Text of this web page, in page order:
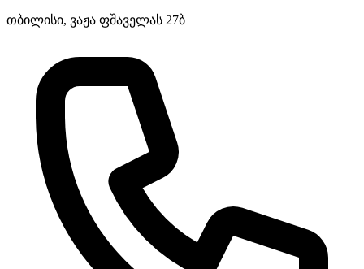
თბილისი, ვაჟა ფშაველას 27ბ